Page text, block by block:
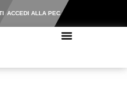
ACCEDI ALLA PEC